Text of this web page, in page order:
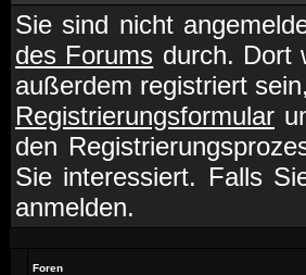
Sie sind nicht
des Forums durch. Dort
außerdem registriert
Registrierungsformular
den
Sie interessiert. Falls
anmelden.
Foren